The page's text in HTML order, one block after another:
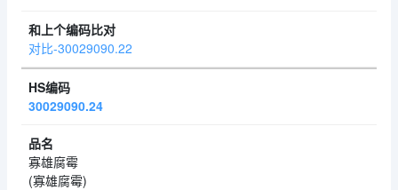
对比-30029090.22
30029090.24
寡雄腐霉
(寡雄腐霉)